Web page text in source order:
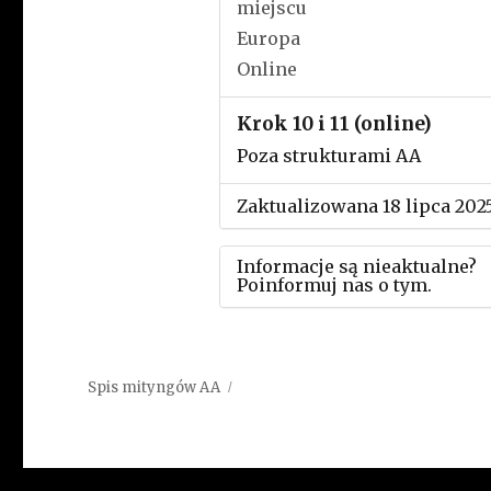
miejscu
Europa
Online
Krok 10 i 11 (online)
Poza strukturami AA
Zaktualizowana 18 lipca
Informacje są nieaktualne?
Poinformuj nas o tym.
Spis mityngów AA